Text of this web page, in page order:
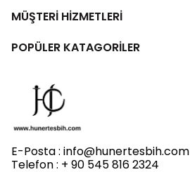
MÜŞTERİ HİZMETLERİ
POPÜLER KATAGORİLER
E-Posta : info@hunertesbih.com
Telefon : + 90 545 816 2324